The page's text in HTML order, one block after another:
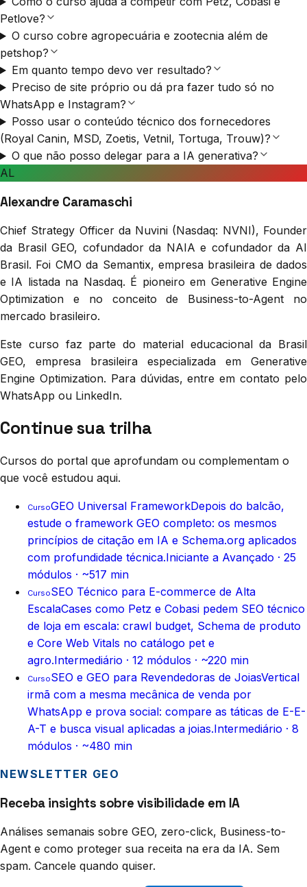
Petlove?
O curso cobre agropecuária e zootecnia além de
petshop?
Em quanto tempo devo ver resultado?
Preciso de site próprio ou dá pra fazer tudo só no
WhatsApp e Instagram?
Posso usar o conteúdo técnico dos fornecedores
(Royal Canin, MSD, Zoetis, Vetnil, Tortuga, Trouw)?
O que não posso delegar para a IA generativa?
AL
Alexandre Caramaschi
Chief Strategy Officer da Nuvini (Nasdaq: NVNI), Founder
da Brasil GEO, cofundador da NAIA e cofundador da AI
Brasil. Foi CMO da Semantix, empresa brasileira de dados
e IA listada na Nasdaq. É pioneiro em Generative Engine
Optimization e no conceito de Business-to-Agent no
mercado brasileiro.
Este curso faz parte do material educacional da Brasil
GEO, empresa brasileira especializada em Generative
Engine Optimization. Para dúvidas, entre em contato pelo
WhatsApp ou LinkedIn.
Continue sua trilha
Cursos do portal que aprofundam ou complementam o
que você estudou aqui.
CursoGEO Universal FrameworkDepois do balcão,
estude o framework GEO completo: os mesmos
princípios de citação em IA e Schema.org aplicados
com profundidade técnica.Iniciante a Avançado · 25
módulos · ~517 min
CursoSEO Técnico para E-commerce de Alta
EscalaCases como Petz e Cobasi pedem SEO técnico
de loja em escala: crawl budget, Schema de produto
e Core Web Vitals no catálogo pet e
agro.Intermediário · 12 módulos · ~220 min
CursoSEO e GEO para Revendedoras de JoiasVertical
irmã com a mesma mecânica de venda por
WhatsApp e prova social: compare as táticas de E-E-
A-T e busca visual aplicadas a joias.Intermediário · 8
módulos · ~480 min
NEWSLETTER GEO
Receba insights sobre visibilidade em IA
Análises semanais sobre GEO, zero-click, Business-to-
Agent e como proteger sua receita na era da IA. Sem
spam. Cancele quando quiser.